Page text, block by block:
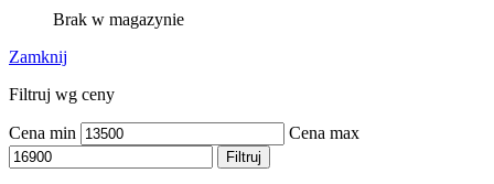
Brak w magazynie
Zamknij
Filtruj wg ceny
Cena min Cena max
Filtruj